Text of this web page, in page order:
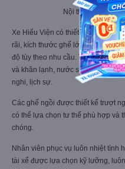
Nội thất xe Hiếu
Xe Hiếu Viện có thiết kế 40 ghế
rãi, kích thước ghế lớn. Các ghế
độ tùy theo nhu cầu. Trên xe
và khăn lạnh, nước suối miễn phí.
nghi, lịch sự.
Các ghế ngồi được thiết kế trượt
có thể lựa chọn tư thế phù hợp và
chóng.
Nhân viên phục vụ luôn nhiệt tình
tài xế được lựa chọn kỹ lưỡng,